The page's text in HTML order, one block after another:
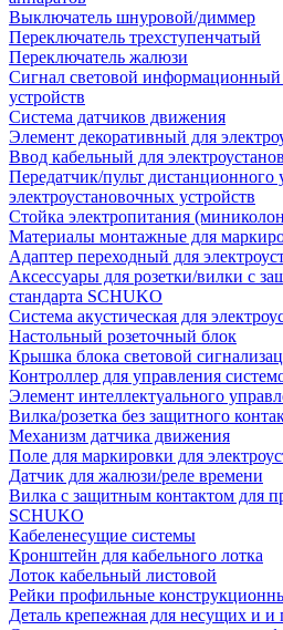
Выключатель шнуровой/диммер
Переключатель трехступенчатый
Переключатель жалюзи
Сигнал световой информационный
устройств
Система датчиков движения
Элемент декоративный для
Ввод кабельный для
Передатчик/пульт дистанционного
электроустановочных устройств
Стойка электропитания
Материалы монтажные для
Адаптер переходный для
Аксессуары для розетки/вилки с
стандарта SCHUKO
Система акустическая для
Настольный розеточный блок
Крышка блока световой
Контроллер для управления
Элемент интеллектуального
Вилка/розетка без защитного
Механизм датчика движения
Поле для маркировки для
Датчик для жалюзи/реле времени
Вилка с защитным контактом для
SCHUKO
Кабеленесущие системы
Кронштейн для кабельного лотка
Лоток кабельный листовой
Рейки профильные
Деталь крепежная для несущих и